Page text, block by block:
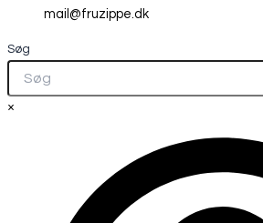
mail@fruzippe.dk
Søg
×